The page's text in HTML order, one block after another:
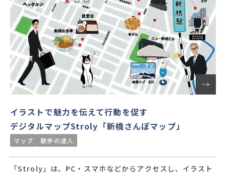
イラストで魅力を伝えて行動を促す
デジタルマップStroly「新橋さんぽマップ」
マップ 散歩の達人
「Stroly」は、PC・スマホなどからアクセスし、イラスト